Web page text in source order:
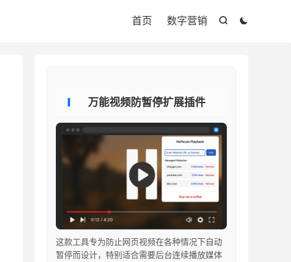


首页 数字营销
万能视频防暂停扩展插件
这款工具专为防止网页视频在各种情况下自动
暂停而设计，特别适合需要后台连续播放媒体